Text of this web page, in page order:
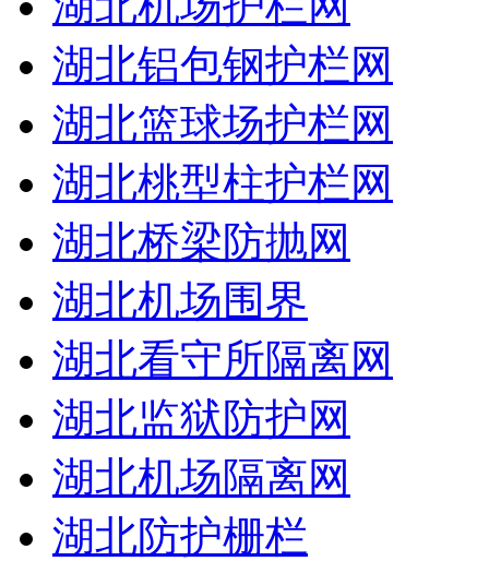
湖北铝包钢护栏网
湖北篮球场护栏网
湖北桃型柱护栏网
湖北桥梁防抛网
湖北机场围界
湖北看守所隔离网
湖北监狱防护网
湖北机场隔离网
湖北防护栅栏